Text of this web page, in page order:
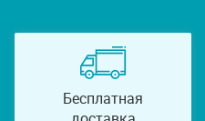
Бесплатная